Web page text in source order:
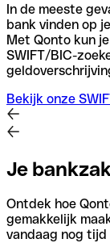
In de meeste
bank vinden op
Met Qonto kun
SWIFT/BIC-
Bekijk onze
Je
Ontdek hoe
gemakkelijk
vandaag nog tijd